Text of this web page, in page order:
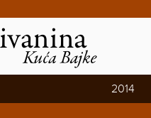
Ova
web
stranica
uključuje
sustav
pristupačnosti.
2014